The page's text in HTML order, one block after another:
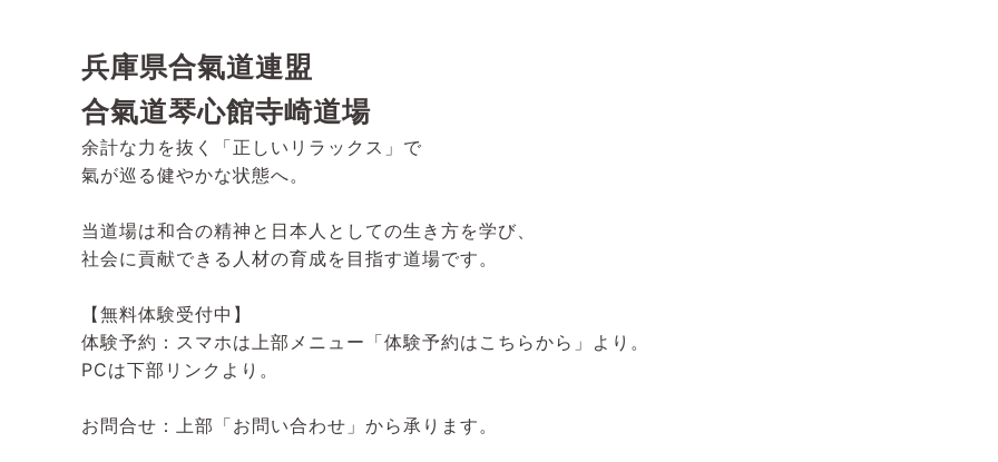
兵庫県合氣道連盟
合氣道琴心館寺崎道場
余計な力を抜く「正しいリラックス」で
氣が巡る健やかな状態へ。
当道場は和合の精神と日本人としての生き方を学び、
社会に貢献できる人材の育成を目指す道場です。
【無料体験受付中】
体験予約：スマホは上部メニュー「体験予約はこちらから」より。
PCは下部リンクより。
お問合せ：上部「お問い合わせ」から承ります。